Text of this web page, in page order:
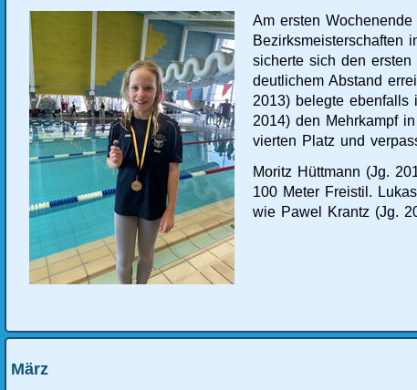
Am ersten
Bezirksmeisterschaften
sicherte sich den
deutlichem Abstand
2013) belegte ebenfalls
2014) den Mehrkampf
vierten Platz und
Moritz Hüttmann (Jg.
100 Meter Freistil.
wie Pawel Krantz (Jg.
März